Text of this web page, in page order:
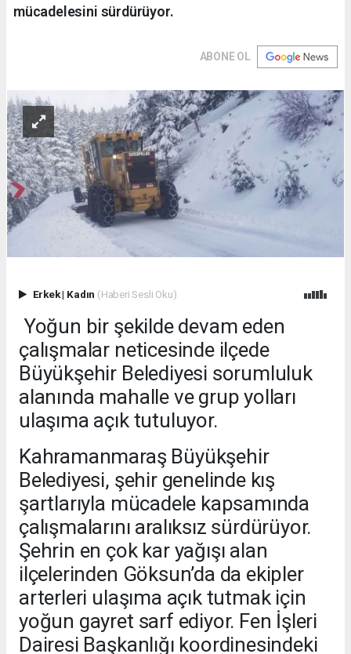
mücadelesini sürdürüyor.
ABONE OL
Erkek| Kadın (Haberi Sesli Oku)
Yoğun bir şekilde devam eden
çalışmalar neticesinde ilçede
Büyükşehir Belediyesi sorumluluk
alanında mahalle ve grup yolları
ulaşıma açık tutuluyor.
Kahramanmaraş Büyükşehir
Belediyesi, şehir genelinde kış
şartlarıyla mücadele kapsamında
çalışmalarını aralıksız sürdürüyor.
Şehrin en çok kar yağışı alan
ilçelerinden Göksun’da da ekipler
arterleri ulaşıma açık tutmak için
yoğun gayret sarf ediyor. Fen İşleri
Dairesi Başkanlığı koordinesindeki